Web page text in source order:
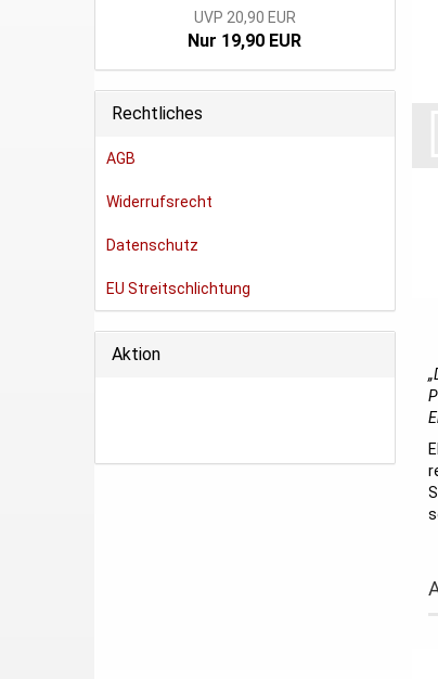
UVP 20,90 EUR
Nur 19,90 EUR
Rechtliches
AGB
Widerrufsrecht
Datenschutz
EU Streitschlichtung
Aktion